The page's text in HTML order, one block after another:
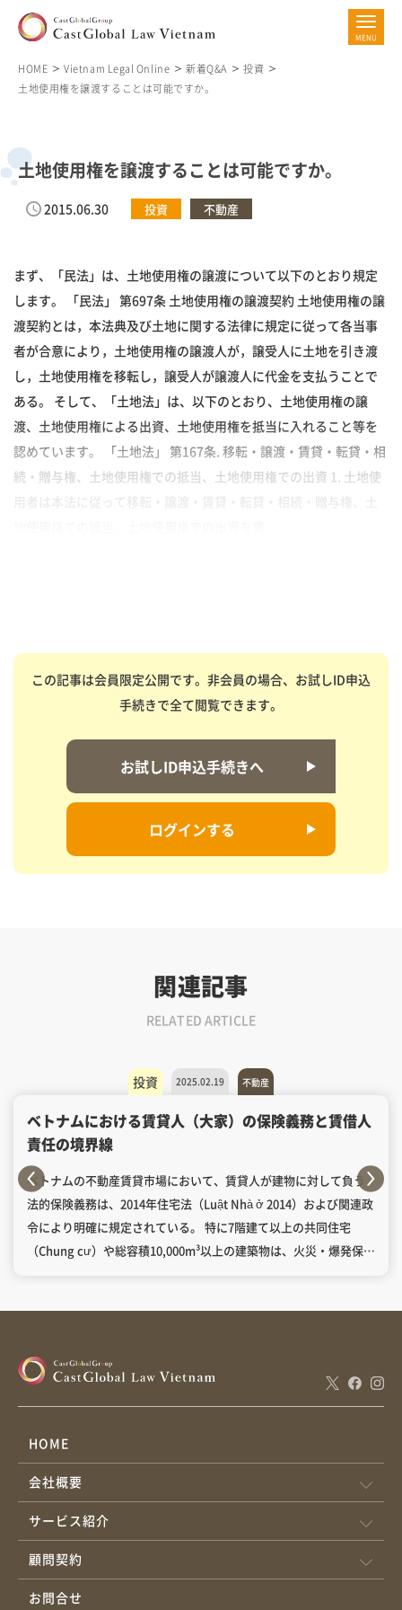
HOME Vietnam Legal Online 新着Q&A
投資
土地使用権を譲渡することは可能ですか。
土地使用権を譲渡することは可能ですか。
2015.06.30 投資 不動産
まず、「民法」は、土地使用権の譲渡について以下のとおり規定
します。 「民法」 第697条 土地使用権の譲渡契約 土地使用権の譲
渡契約とは，本法典及び土地に関する法律に規定に従って各当事
者が合意により，土地使用権の譲渡人が，譲受人に土地を引き渡
し，土地使用権を移転し，譲受人が譲渡人に代金を支払うことで
ある。 そして、「土地法」は、以下のとおり、土地使用権の譲
渡、土地使用権による出資、土地使用権を抵当に入れること等を
認めています。 「土地法」 第167条. 移転・譲渡・賃貸・転貸・相
続・贈与権、土地使用権での抵当、土地使用権での出資 1. 土地使
この記事は会員限定公開です。非会員の場合、お試しID申込
手続きで全て閲覧できます。
お試しID申込手続きへ
ログインする
関連記事
RELATED ARTICLE
投資 2025.02.19 不動産
ベトナムにおける賃貸人（大家）の保険義務と賃借人
責任の境界線
ベトナムの不動産賃貸市場において、賃貸人が建物に対して負う
法的保険義務は、2014年住宅法（Luật Nhà ở 2014）および関連政
令により明確に規定されている。 特に7階建て以上の共同住宅
（Chung cư）や総容積10,000m³以上の建築物は、火災・爆発保険
制について検討する。 目次ベトナム不動産賃貸に関する法的枠組
み火災保険の強制適用範囲保険契約の法的要件賃貸人の義務範囲
人の責任範囲故意・過失による損傷の賠償任意保険の推奨事項責
任分界点の実務事例ケース1：電気配線トラブルケース2：設備老
朽化ケース3：自然災害 2020年政令136号（Nghị định
136/2020/NĐ-CP）により、以下の建築物が強制保険対象に指定さ
れている。 7階以上または総容積10,000m³以上の共同住宅・集合
住宅 5階以上または総容積5,000m³以上の複合用途建築物 病院・商
業施設・教育機関等の公共施設 保険対象資産には建築構造体、付
属設備、在庫商品が含まれ、保険金額は建物評価額の0.05-0.1%が
HOME
会社概要
サービス紹介
顧問契約
お問合せ